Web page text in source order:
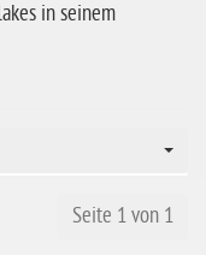
in seinem
Seite 1 von 1